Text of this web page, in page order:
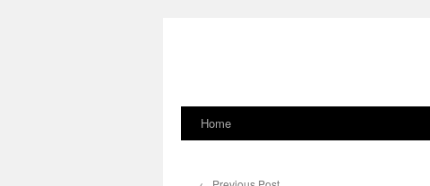
SkipHome